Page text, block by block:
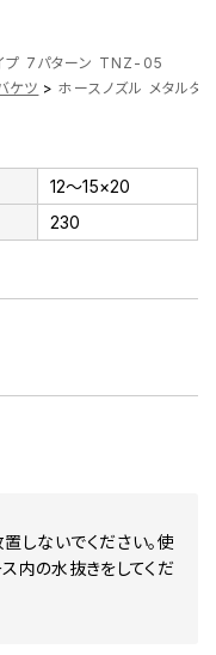
プ 7パターン TNZ-05
ケツ > ホースノズル メタル
12～15×20
230
しないでください。使
内の水抜きをしてくだ